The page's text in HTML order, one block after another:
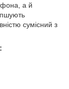
а й
сумісний з